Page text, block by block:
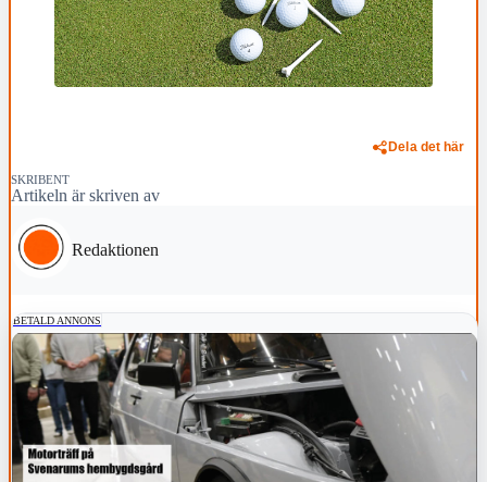
Dela det här
SKRIBENT
Artikeln är skriven av
Redaktionen
BETALD ANNONS